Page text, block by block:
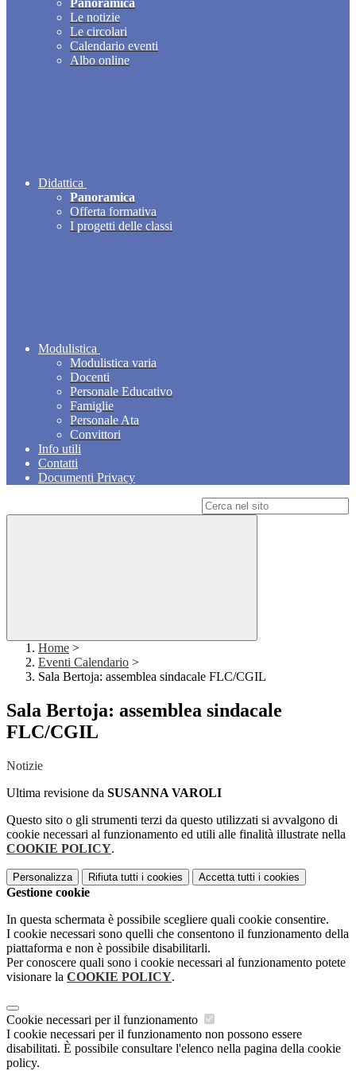
Panoramica
Le notizie
Le circolari
Calendario eventi
Albo online
Didattica
Panoramica
Offerta formativa
I progetti delle classi
Modulistica
Modulistica varia
Docenti
Personale Educativo
Famiglie
Personale Ata
Convittori
Info utili
Contatti
Documenti Privacy
Home >
Eventi Calendario >
Sala Bertoja: assemblea sindacale FLC/CGIL
Sala Bertoja: assemblea sindacale
FLC/CGIL
Notizie
Ultima revisione da SUSANNA VAROLI
Questo sito o gli strumenti terzi da questo utilizzati si avvalgono di
cookie necessari al funzionamento ed utili alle finalità illustrate nella
COOKIE POLICY.
Personalizza Rifiuta tutti i cookies Accetta tutti i cookies
Gestione cookie
In questa schermata è possibile scegliere quali cookie consentire.
I cookie necessari sono quelli che consentono il funzionamento della
piattaforma e non è possibile disabilitarli.
Per conoscere quali sono i cookie necessari al funzionamento potete
visionare la COOKIE POLICY.
Cookie necessari per il funzionamento
I cookie necessari per il funzionamento non possono essere
disabilitati. È possibile consultare l'elenco nella pagina della cookie
policy.